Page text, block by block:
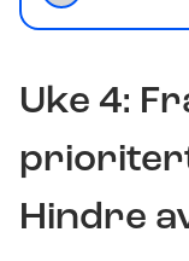
Uke 4:
Hindre